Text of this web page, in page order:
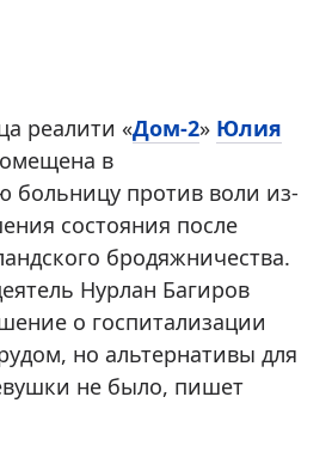
реалити «Дом-2» Юлия
в
больницу против воли из-
состояния после
бродяжничества.
Нурлан Багиров
о госпитализации
но альтернативы для
не было, пишет